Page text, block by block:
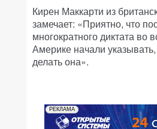
Кирен Маккарти из
замечает: «Приятно, что
многократного диктата во
Америке начали
делать она».
РЕКЛАМА